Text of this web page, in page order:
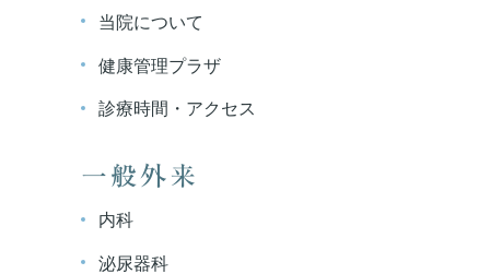
当院について
健康管理プラザ
診療時間・アクセス
一般外来
内科
泌尿器科